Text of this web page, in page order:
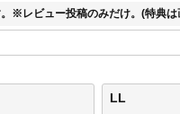
※レビュー投稿のみだけ。(特典は
LL